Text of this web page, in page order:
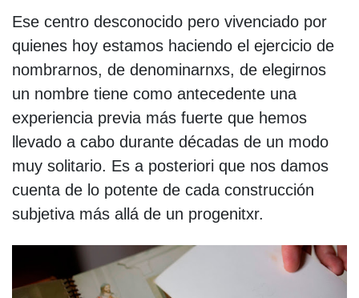
Ese centro desconocido pero vivenciado por
quienes hoy estamos haciendo el ejercicio de
nombrarnos, de denominarnxs, de elegirnos
un nombre tiene como antecedente una
experiencia previa más fuerte que hemos
llevado a cabo durante décadas de un modo
muy solitario. Es a posteriori que nos damos
cuenta de lo potente de cada construcción
subjetiva más allá de un progenitxr.